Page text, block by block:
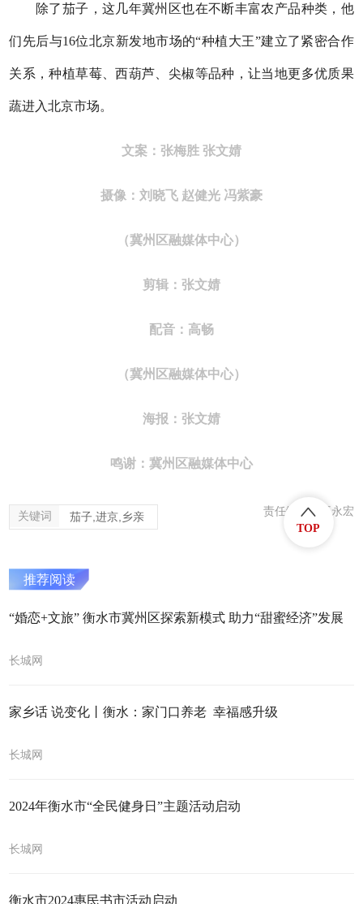
除了茄子，这几年冀州区也在不断丰富农产品种类，他
们先后与16位北京新发地市场的“种植大王”建立了紧密合作
关系，种植草莓、西葫芦、尖椒等品种，让当地更多优质果
蔬进入北京市场。
文案：张梅胜 张文婧
摄像： 刘晓飞 赵健光 冯紫豪
（冀州区融媒体中心）
剪辑：张文婧
配音：高畅
（冀州区融媒体中心）
海报：张文婧
鸣谢：冀州区融媒体中心
关键词 茄子,进京,乡亲 责任编辑：王永宏
推荐阅读
“婚恋+文旅” 衡水市冀州区探索新模式 助力“甜蜜经济”发展
长城网
家乡话 说变化丨衡水：家门口养老 幸福感升级
长城网
2024年衡水市“全民健身日”主题活动启动
长城网
衡水市2024惠民书市活动启动
TOP